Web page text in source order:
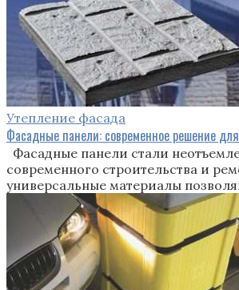
Утепление фасада
Фасадные панели: современное решение
Фасадные панели стали
современного строительства и
универсальные материалы